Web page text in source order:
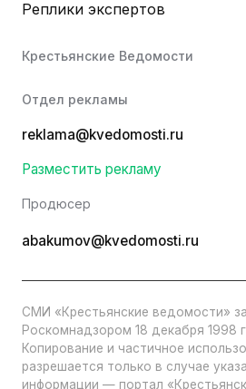
Реплики экспертов
Крестьянские Ведомости
Отдел рекламы
reklama@kvedomosti.ru
Разместить рекламу
Продюсер
abakumov@kvedomosti.ru
СМИ «Крестьянские ведомости»
Роскомнадзором 18 декабря
Копирование и частичное
разрешается только в случае
информации — портал